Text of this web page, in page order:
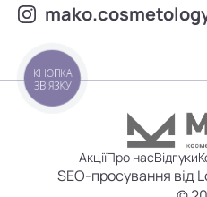
АкціїПро насВідгуки
SEO-просування від
КНОПКА
ЗВ'ЯЗКУ